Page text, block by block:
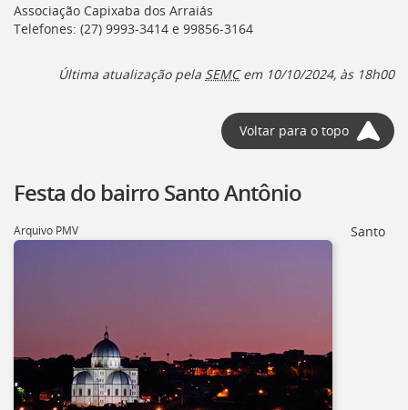
Associação Capixaba dos Arraiás
Telefones: (27) 9993-3414 e 99856-3164
Última atualização pela SEMCem 10/10/2024, às 18h00
Voltar para o topo
Festa do bairro Santo Antônio
Arquivo PMV Santo